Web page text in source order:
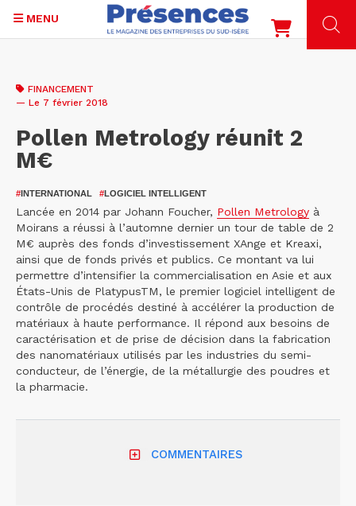
contenu
MENU
FINANCEMENT
— Le 7 février 2018
Pollen Metrology réunit 2
M€
#INTERNATIONAL #LOGICIEL INTELLIGENT
Lancée en 2014 par Johann Foucher, Pollen Metrology à
Moirans a réussi à l’automne dernier un tour de table de 2
M€ auprès des fonds d’investissement XAnge et Kreaxi,
ainsi que de fonds privés et publics. Ce montant va lui
permettre d’intensifier la commercialisation en Asie et aux
États-Unis de PlatypusTM, le premier logiciel intelligent de
contrôle de procédés destiné à accélérer la production de
matériaux à haute performance. Il répond aux besoins de
caractérisation et de prise de décision dans la fabrication
des nanomatériaux utilisés par les industries du semi-
conducteur, de l’énergie, de la métallurgie des poudres et
la pharmacie.
COMMENTAIRES